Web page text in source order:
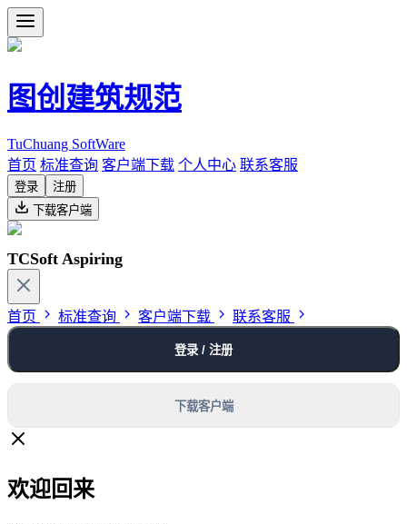
图创建筑规范
TuChuang SoftWare
首页 标准查询 客户端下载 个人中心 联系客服
登录
注册
下载客户端
TCSoft Aspiring
首页 标准查询 客户端下载 联系客服
登录 / 注册
下载客户端
欢迎回来